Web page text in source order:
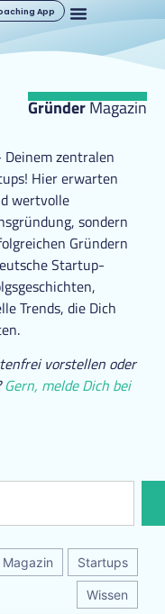
App
GründerMagazin
Deinem zentralen
Hier erwarten
wertvolle
sondern
Gründern
Startup-
Trends, die Dich
vorstellen oder
Gern, melde Dich bei
Magazin Startups
Wissen